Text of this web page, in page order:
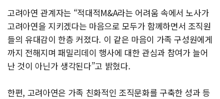
고려아연 관계자는 “적대적M&A라는 어려움 속에서 노사가
고려아연을 지키겠다는 마음으로 모두가 함께하면서 조직원
들의 유대감이 한층 커졌다. 이 같은 마음이 가족 구성원에게
까지 전해지며 패밀리데이 행사에 대한 관심과 참여가 늘어
난 것이 아닌가 생각된다”고 밝혔다.
한편, 고려아연은 가족 친화적인 조직문화를 구축한 성과 등